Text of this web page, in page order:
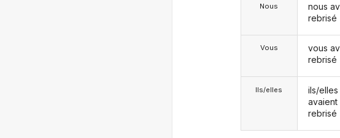
Nous
Vous
Ils/elles
nous
rebrisé
vous
rebrisé
ils/elles
avaient
rebrisé